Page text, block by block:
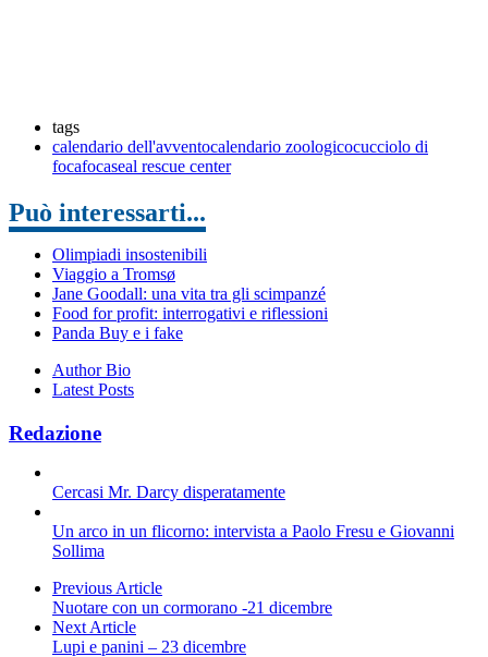
tags
calendario dell'avventocalendario zoologicocucciolo di
focafocaseal rescue center
Può interessarti...
Olimpiadi insostenibili
Viaggio a Tromsø
Jane Goodall: una vita tra gli scimpanzé
Food for profit: interrogativi e riflessioni
Panda Buy e i fake
Author Bio
Latest Posts
Redazione
Cercasi Mr. Darcy disperatamente
Un arco in un flicorno: intervista a Paolo Fresu e Giovanni
Sollima
Previous Article
Nuotare con un cormorano -21 dicembre
Next Article
Lupi e panini – 23 dicembre